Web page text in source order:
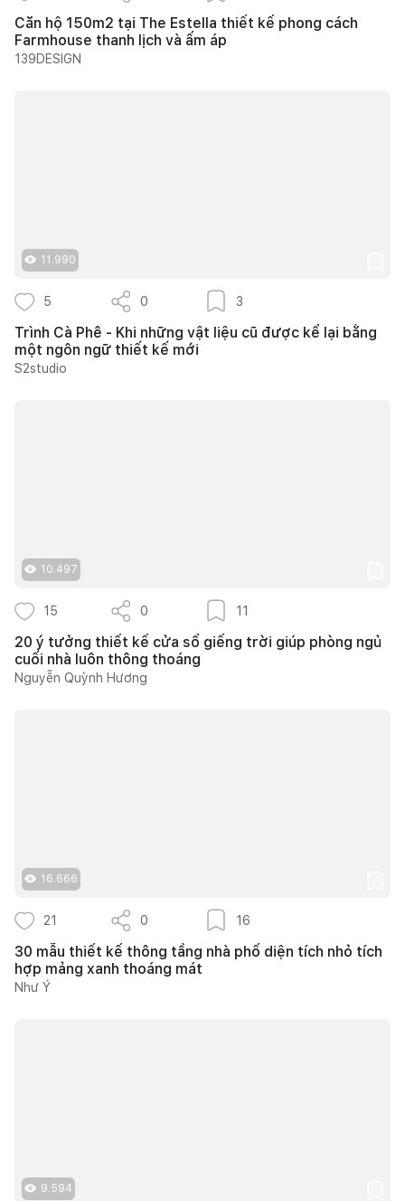
Căn hộ 150m2 tại The Estella thiết kế phong cách
Farmhouse thanh lịch và ấm áp
139DESIGN
11.990
5 0 3
Trình Cà Phê - Khi những vật liệu cũ được kể lại bằng
một ngôn ngữ thiết kế mới
S2studio
10.497
15 0 11
20 ý tưởng thiết kế cửa sổ giếng trời giúp phòng ngủ
cuối nhà luôn thông thoáng
Nguyễn Quỳnh Hương
16.666
21 0 16
30 mẫu thiết kế thông tầng nhà phố diện tích nhỏ tích
hợp mảng xanh thoáng mát
Như Ý
9.594